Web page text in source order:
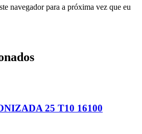
navegador para a próxima vez que eu
25 T10 16100